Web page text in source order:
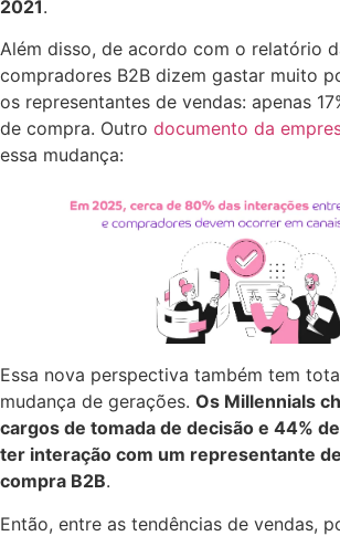
2021.
Além disso, de acordo com o relatório
compradores B2B dizem gastar muito
os representantes de vendas: apenas
de compra. Outro documento da
essa mudança:
Essa nova perspectiva também tem
mudança de gerações. Os Millennials
cargos de tomada de decisão e 44%
ter interação com um representante
compra B2B.
Então, entre as tendências de vendas,